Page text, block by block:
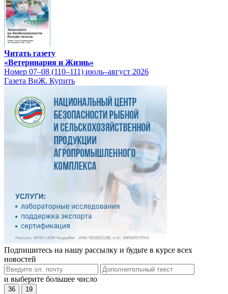
Читать газету
«Ветеринария и Жизнь»
Номер 07–08 (110–111) июль–август 2026
Газета ВиЖ. Купить
Подпишитесь на нашу рассылку и будьте в курсе всех
новостей
и выберите большее число
36 19